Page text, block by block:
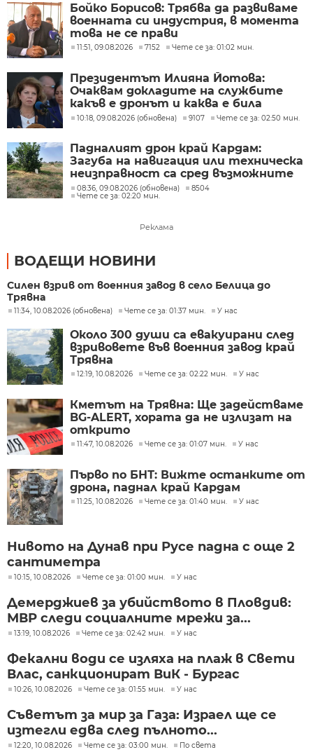
Бойко Борисов: Трябва да развиваме
военната си индустрия, в момента
това не се прави
11:51, 09.08.2026 7152 Чете се за: 01:02 мин.
Президентът Илияна Йотова:
Очаквам докладите на службите
какъв е дронът и каква е била
неговата роля
10:18, 09.08.2026 (обновена) 9107 Чете се за: 02:50 мин.
Падналият дрон край Кардам:
Загуба на навигация или техническа
неизправност са сред възможните
причини
08:36, 09.08.2026 (обновена)
8504
Чете се за: 02:20 мин.
Реклама
ВОДЕЩИ НОВИНИ
Силен взрив от военния завод в село Белица до
Трявна
11:34, 10.08.2026 (обновена) Чете се за: 01:37 мин. У нас
Около 300 души са евакуирани след
взривовете във военния завод край
Трявна
12:19, 10.08.2026 Чете се за: 02:22 мин. У нас
Кметът на Трявна: Ще задействаме
BG-ALERT, хората да не излизат на
открито
11:47, 10.08.2026 Чете се за: 01:07 мин. У нас
Първо по БНТ: Вижте останките от
дрона, паднал край Кардам
11:25, 10.08.2026 Чете се за: 01:40 мин. У нас
Нивото на Дунав при Русе падна с още 2
сантиметра
10:15, 10.08.2026 Чете се за: 01:00 мин. У нас
Демерджиев за убийството в Пловдив:
МВР следи социалните мрежи за...
13:19, 10.08.2026 Чете се за: 02:42 мин. У нас
Фекални води се изляха на плаж в Свети
Влас, санкционират ВиК - Бургас
10:26, 10.08.2026 Чете се за: 01:55 мин. У нас
Съветът за мир за Газа: Израел ще се
изтегли едва след пълното...
12:20, 10.08.2026 Чете се за: 03:00 мин. По света